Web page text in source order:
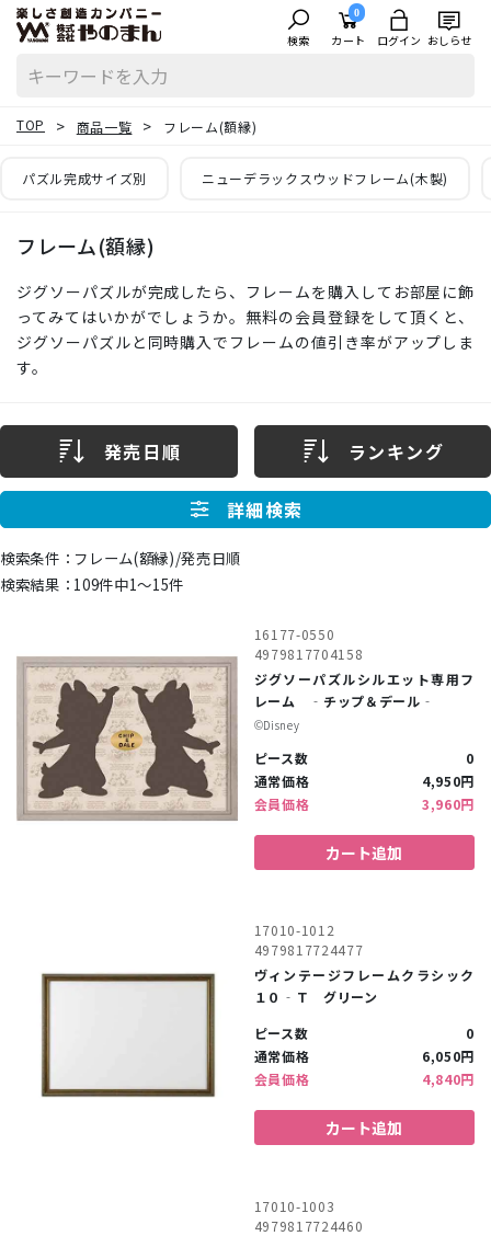
検索
0
カート ログイン おしらせ
TOP 商品一覧 フレーム(額縁)
パズル完成サイズ別 ニューデラックスウッドフレーム(木製)
フレーム(額縁)
ジグソーパズルが完成したら、フレームを購入してお部屋に飾
ってみてはいかがでしょうか。無料の会員登録をして頂くと、
ジグソーパズルと同時購入でフレームの値引き率がアップしま
す。
発売日順 ランキング
詳細検索
フレーム(額縁)/発売日順
109件中1〜15件
16177-0550
4979817704158
ジグソーパズルシルエット専用フ
レーム ‐チップ＆デール‐
©︎Disney
ピース数
0
通常価格
4,950円
会員価格
3,960円
カート追加
17010-1012
4979817724477
ヴィンテージフレームクラシック
１０‐Ｔ グリーン
ピース数
0
通常価格
6,050円
会員価格
4,840円
カート追加
17010-1003
4979817724460